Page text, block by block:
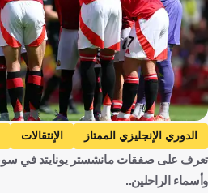
الدوري الإنجليزي الممتاز الإنتقالات
إنجلترا
كرة قدم
وأسماء الراحلين..